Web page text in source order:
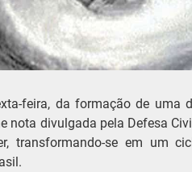
feira, da formação de uma
nota divulgada pela Defesa
transformando-se em um